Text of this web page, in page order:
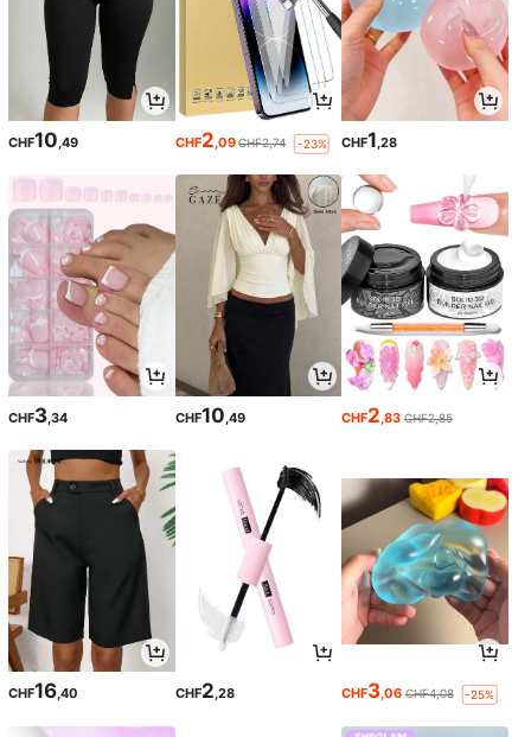
CHF10,49 CHF2,09CHF2,74 -23% CHF1,28
CHF3,34 CHF10,49 CHF2,83 CHF2,85
CHF16,40 CHF2,28 CHF3,06 CHF4,08 -25%